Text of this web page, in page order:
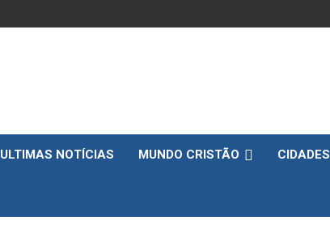
ULTIMAS NOTÍCIAS MUNDO CRISTÃO CIDADES